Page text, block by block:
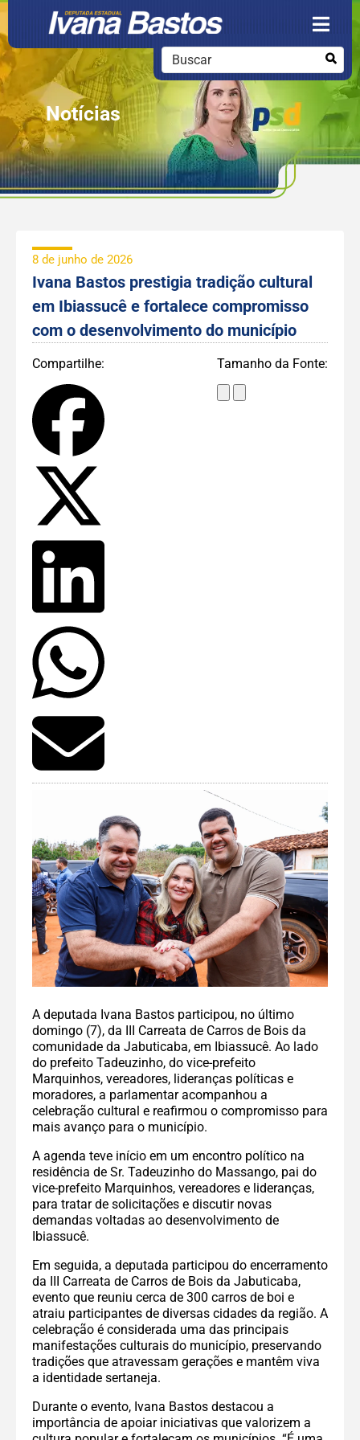
Notícias
8 de junho de 2026
Ivana Bastos prestigia tradição cultural
em Ibiassucê e fortalece compromisso
com o desenvolvimento do município
Compartilhe: Tamanho da Fonte:
A deputada Ivana Bastos participou, no último
domingo (7), da III Carreata de Carros de Bois da
comunidade da Jabuticaba, em Ibiassucê. Ao lado
do prefeito Tadeuzinho, do vice-prefeito
Marquinhos, vereadores, lideranças políticas e
moradores, a parlamentar acompanhou a
celebração cultural e reafirmou o compromisso para
mais avanço para o município.
A agenda teve início em um encontro político na
residência de Sr. Tadeuzinho do Massango, pai do
vice-prefeito Marquinhos, vereadores e lideranças,
para tratar de solicitações e discutir novas
demandas voltadas ao desenvolvimento de
Ibiassucê.
Em seguida, a deputada participou do encerramento
da III Carreata de Carros de Bois da Jabuticaba,
evento que reuniu cerca de 300 carros de boi e
atraiu participantes de diversas cidades da região. A
celebração é considerada uma das principais
manifestações culturais do município, preservando
tradições que atravessam gerações e mantêm viva
a identidade sertaneja.
Durante o evento, Ivana Bastos destacou a
importância de apoiar iniciativas que valorizem a